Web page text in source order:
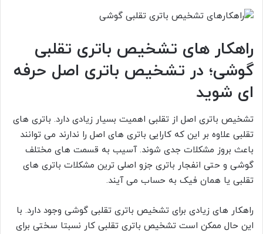
راهکار های تشخیص باتری تقلبی
گوشی؛ در تشخیص باتری اصل حرفه
ای شوید
تشخیص باتری اصل از تقلبی اهمیت بسیار زیادی دارد. باتری های
تقلبی علاوه بر این که کارایی باتری های اصل را ندارند می توانند
باعث بروز مشکلات جدی شوند. آسیب به قسمت های مختلف
گوشی و حتی انفجار باتری جزو اصلی ترین مشکلات باتری های
تقلبی یا همان فیک به حساب می آیند.
راهکار های زیادی برای تشخیص باتری تقلبی گوشی وجود دارد. با
این حال ممکن است تشخیص باتری تقلبی کار نسبتا سختی برای